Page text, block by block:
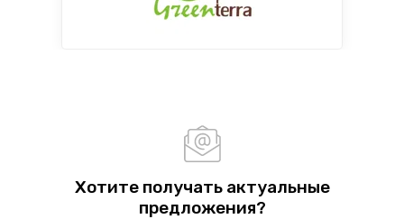
Хотите получать актуальные
предложения?